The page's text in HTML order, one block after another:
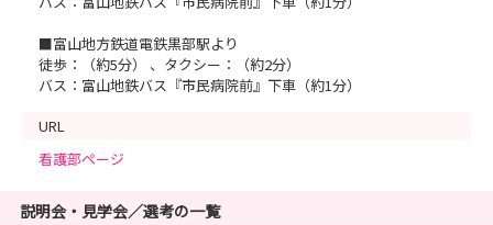
■富山地方鉄道電鉄黒部駅より
徒歩：（約5分） 、タクシー：（約2分）
バス：富山地鉄バス『市民病院前』下車（約1分）
URL
看護部ページ
説明会・見学会／選考の一覧